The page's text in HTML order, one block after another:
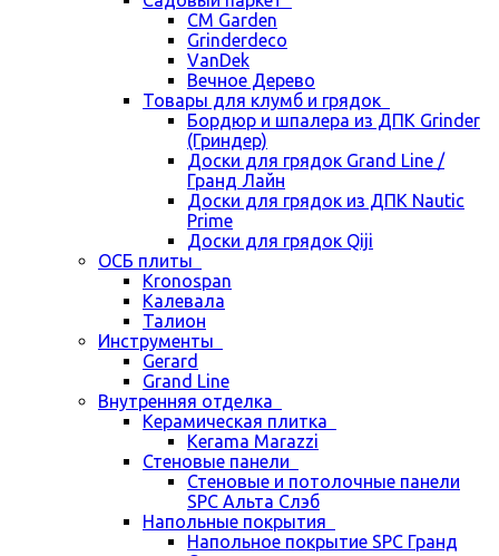
CM Garden
Grinderdeco
VanDek
Вечное Дерево
Товары для клумб и грядок
Бордюр и шпалера из ДПК Grinder
(Гриндер)
Доски для грядок Grand Line /
Гранд Лайн
Доски для грядок из ДПК Nautic
Prime
Доски для грядок Qiji
ОСБ плиты
Kronospan
Калевала
Талион
Инструменты
Gerard
Grand Line
Внутренняя отделка
Керамическая плитка
Kerama Marazzi
Стеновые панели
Стеновые и потолочные панели
SPC Альта Слэб
Напольные покрытия
Напольное покрытие SPC Гранд